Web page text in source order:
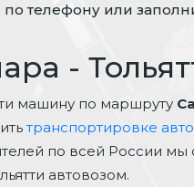
телефону или
-
машину по маршруту
транспортировке
по всей России мы
автовозом.